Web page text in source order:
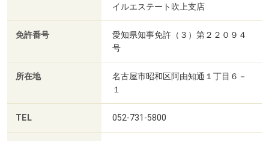
イルエステート吹上支店
免許番号
愛知県知事免許（３）第２２０９４
号
所在地
名古屋市昭和区阿由知通１丁目６－
１
TEL 052-731-5800